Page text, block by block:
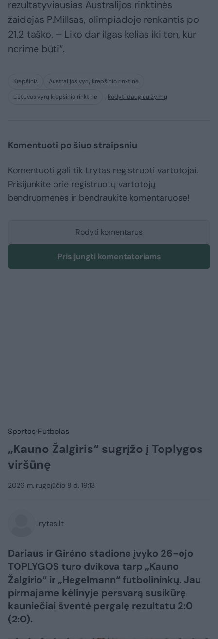
rezultatyviausias Australijos rinktinės
žaidėjas P.Millsas, olimpiadoje renkantis po
21,2 taško. – Liko dar ilgas kelias iki ten, kur
norime būti“.
Krepšinis
Australijos vyrų krepšinio rinktinė
Lietuvos vyrų krepšinio rinktinė
Rodyti daugiau žymių
Komentuoti po šiuo straipsniu
Komentuoti gali tik Lrytas registruoti vartotojai.
Prisijunkite prie registruotų vartotojų
bendruomenės ir bendraukite komentaruose!
Rodyti komentarus
Prisijungti komentatoriams
Sportas Futbolas
„Kauno Žalgiris“ sugrįžo į Toplygos
viršūnę
2026 m. rugpjūčio 8 d. 19:13
Lrytas.lt
Dariaus ir Girėno stadione įvyko 26-ojo
TOPLYGOS turo dvikova tarp „Kauno
Žalgirio“ ir „Hegelmann“ futbolininkų. Jau
pirmajame kėlinyje persvarą susikūrę
kauniečiai šventė pergalę rezultatu 2:0
(2:0).